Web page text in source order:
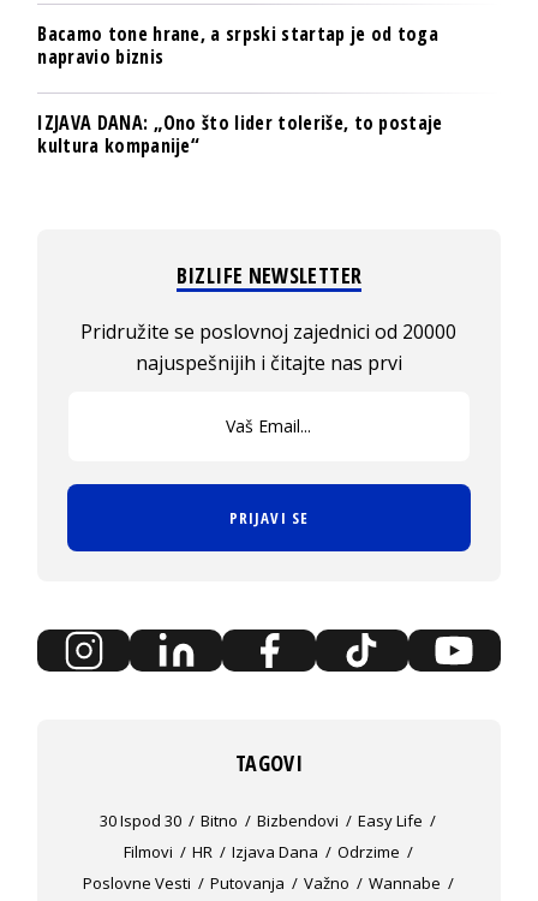
Bacamo tone hrane, a srpski startap je od toga
napravio biznis
IZJAVA DANA: „Ono što lider toleriše, to postaje
kultura kompanije“
BIZLIFE NEWSLETTER
Pridružite se poslovnoj zajednici od 20000
najuspešnijih i čitajte nas prvi
PRIJAVI SE
TAGOVI
30 Ispod 30 Bitno Bizbendovi
Easy Life
Filmovi
HR Izjava Dana
Odrzime
Poslovne Vesti
Putovanja Važno
Wannabe